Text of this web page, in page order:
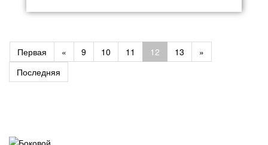
Первая « 9 10 11 12 13
»
Последняя